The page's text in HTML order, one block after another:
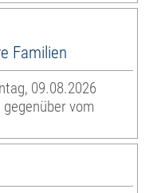
Familien
09.08.2026
vom